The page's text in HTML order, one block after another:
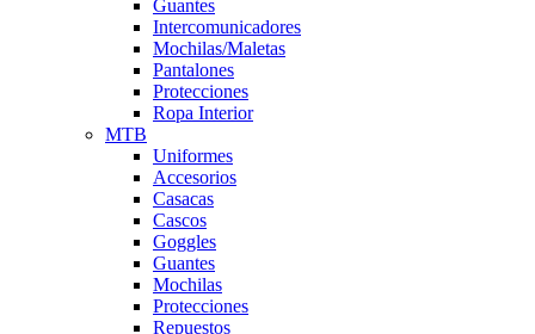
Guantes
Intercomunicadores
Mochilas/Maletas
Pantalones
Protecciones
Ropa Interior
MTB
Uniformes
Accesorios
Casacas
Cascos
Goggles
Guantes
Mochilas
Protecciones
Repuestos